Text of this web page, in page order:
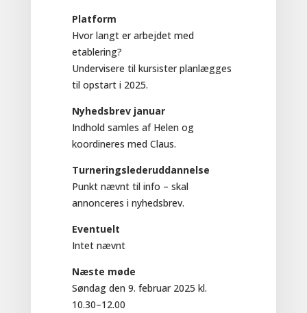
Platform
Hvor langt er arbejdet med
etablering?
Undervisere til kursister planlægges
til opstart i 2025.
Nyhedsbrev januar
Indhold samles af Helen og
koordineres med Claus.
Turneringslederuddannelse
Punkt nævnt til info – skal
annonceres i nyhedsbrev.
Eventuelt
Intet nævnt
Næste møde
Søndag den 9. februar 2025 kl.
10.30–12.00